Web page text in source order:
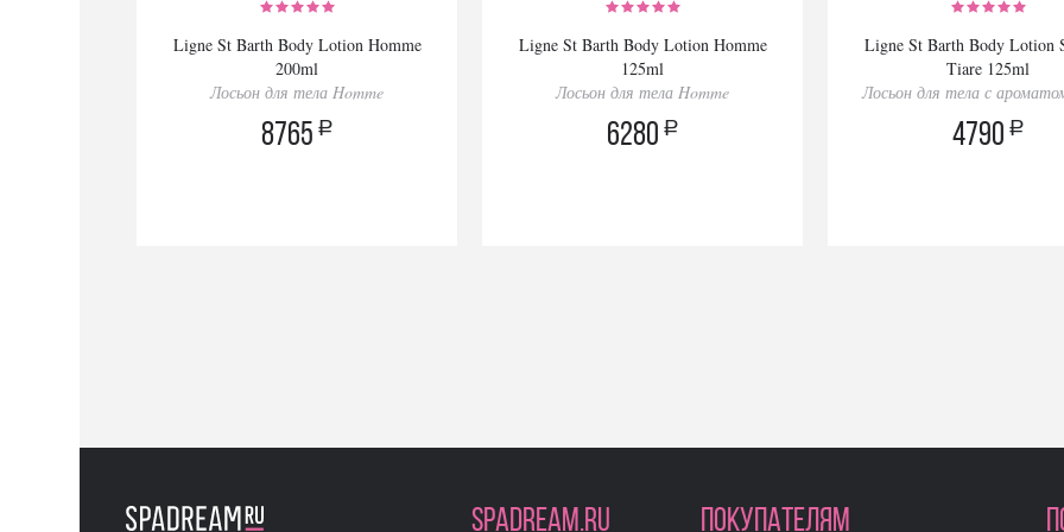
Ligne St Barth Body Lotion Homme
200ml
Лосьон для тела Homme
8765 a
Ligne St Barth Body Lotion Homme
125ml
Лосьон для тела Homme
6280 a
Ligne St Barth Body Lotion
Tiare 125ml
Лосьон для тела с
4790 a
SPADREAM.RU ПОКУПАТЕЛЯМ